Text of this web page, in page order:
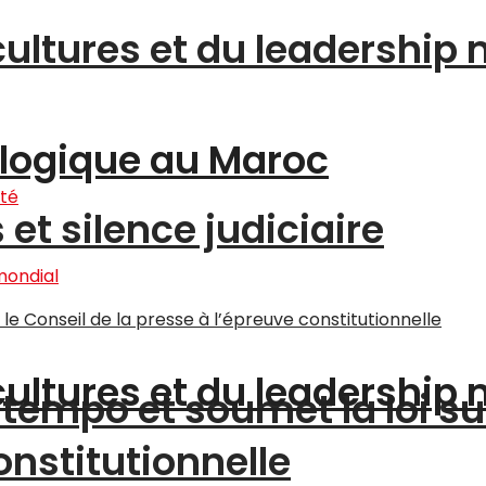
et du leadership
silence judiciaire
et soumet la loi
au Maroc
et du leadership